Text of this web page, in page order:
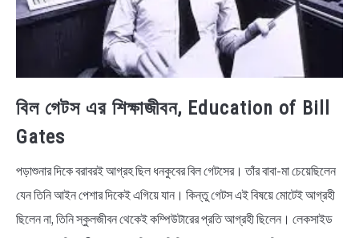
বিল গেটস এর শিক্ষাজীবন, Education of Bill
Gates
পড়াশুনার দিকে বরাবরই আগ্রহ ছিল ধনকুবের বিল গেটসের। তাঁর বাবা-মা চেয়েছিলেন
যেন তিনি আইন পেশার দিকেই এগিয়ে যান। কিন্তু গেটস এই বিষয়ে মোটেই আগ্রহী
ছিলেন না, তিনি স্কুলজীবন থেকেই কম্পিউটারের প্রতি আগ্রহী ছিলেন। লেকসাইড